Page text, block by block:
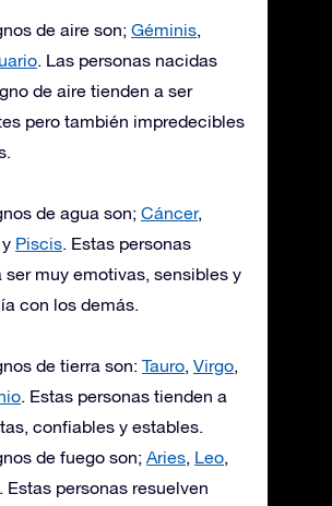
de aire son; Géminis,
. Las personas nacidas
de aire tienden a ser
pero también impredecibles
de agua son; Cáncer,
y Piscis. Estas personas
ser muy emotivas, sensibles y
con los demás.
de tierra son: Tauro, Virgo,
. Estas personas tienden a
confiables y estables.
de fuego son; Aries, Leo,
. Estas personas resuelven